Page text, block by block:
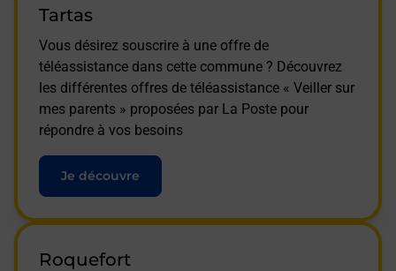
Tartas
Vous désirez souscrire à une offre de
téléassistance dans cette commune ? Découvrez
les différentes offres de téléassistance « Veiller sur
mes parents » proposées par La Poste pour
répondre à vos besoins
Je découvre
Roquefort